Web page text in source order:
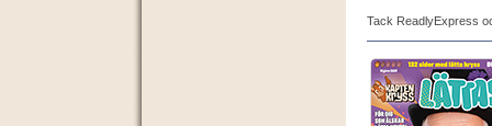
Tack ReadlyExpress